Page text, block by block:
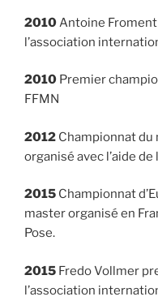
2010Antoine
l’association
2010 Premier
FFMN
2012 Championnat du
organisé avec l’aide de
2015 Championnat
master organisé en
Pose.
2015 Fredo Vollmer
l’association